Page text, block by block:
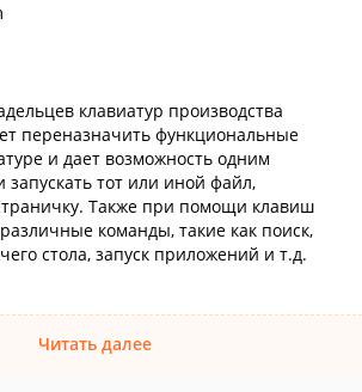
клавиатур производства
переназначить функциональные
и дает возможность одним
тот или иной файл,
Также при помощи клавиш
команды, такие как поиск,
стола, запуск приложений и т.д.
Читать далее